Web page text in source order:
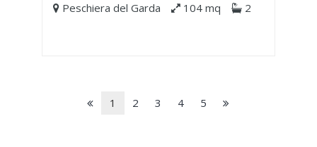
Peschiera del Garda 104 mq 2
1 2 3 4 5